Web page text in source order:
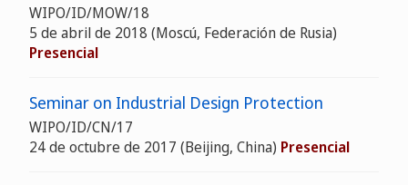
WIPO/ID/MOW/18
5 de abril de 2018 (Moscú, Federación de Rusia)
Presencial
Seminar on Industrial Design Protection
WIPO/ID/CN/17
24 de octubre de 2017 (Beijing, China) Presencial